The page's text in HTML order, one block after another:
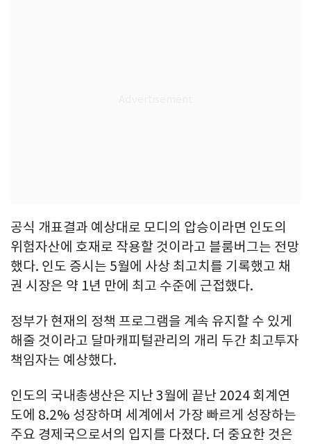
공식 개표결과 예상대로 모디의 압승이라면 인도의
위험자산에 호재로 작용할 것이라고 블룸버그는 전망
했다. 인도 증시는 5월에 사상 최고치를 기록했고 채
권 시장은 약 1년 만에 최고 수준에 근접했다.
정부가 현재의 정책 프로그램을 계속 유지할 수 있게
해줄 것이라고 달마캐피털관리의 개리 두간 최고투자
책임자는 예상했다.
인도의 국내총생산은 지난 3월에 끝난 2024 회계연
도에 8.2% 성장하며 세계에서 가장 빠르게 성장하는
주요 경제국으로서의 입지를 다졌다. 더 중요한 것은